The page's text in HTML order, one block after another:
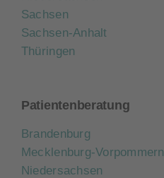
Sachsen
Sachsen-Anhalt
Thüringen
Patientenberatung
Brandenburg
Mecklenburg-Vorpommern
Niedersachsen